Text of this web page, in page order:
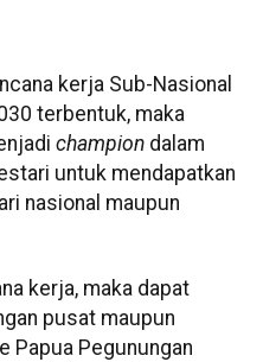
kerja Sub-Nasional
terbentuk, maka
champion dalam
untuk mendapatkan
nasional maupun
kerja, maka dapat
pusat maupun
Papua Pegunungan